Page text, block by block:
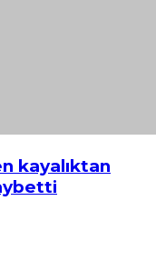
kayalıktan